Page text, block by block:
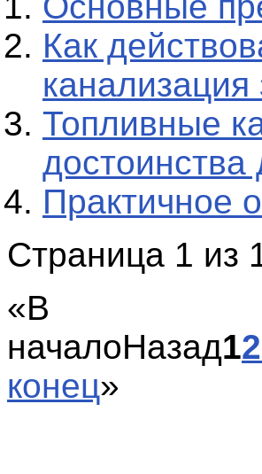
Как
канализация
Топливные
достоинства
Практичное
Страница 1 из
«В
началоНазад12
конец»